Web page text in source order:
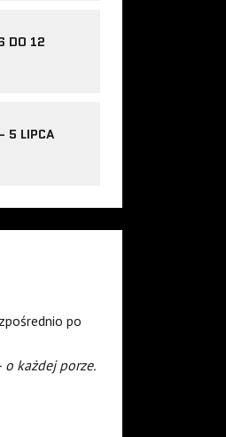
DO 12
5 LIPCA
po
o każdej porze.